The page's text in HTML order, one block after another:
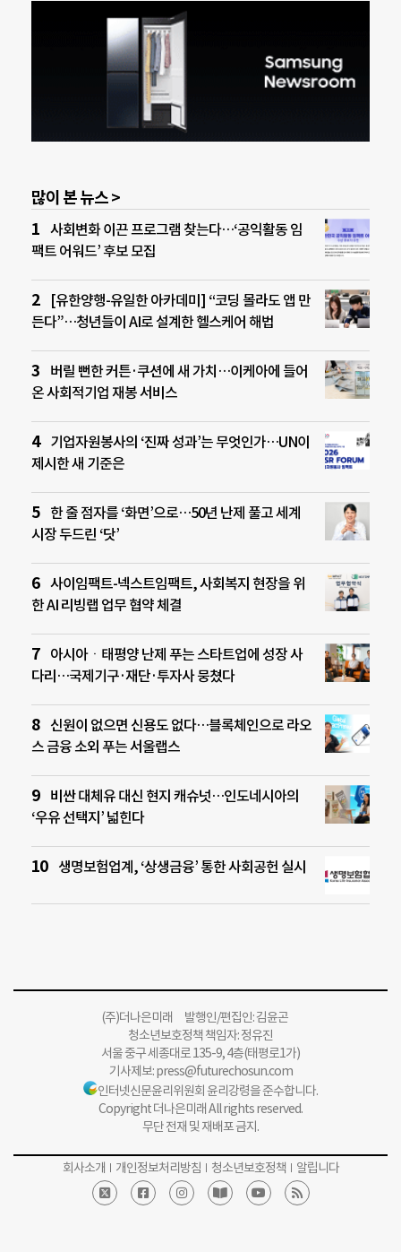
많이 본 뉴스 >
사회변화 이끈 프로그램 찾는다…‘공익활동 임
팩트 어워드’ 후보 모집
[유한양행-유일한 아카데미] “코딩 몰라도 앱 만
든다”…청년들이 AI로 설계한 헬스케어 해법
버릴 뻔한 커튼·쿠션에 새 가치…이케아에 들어
온 사회적기업 재봉 서비스
기업자원봉사의 ‘진짜 성과’는 무엇인가…UN이
제시한 새 기준은
한 줄 점자를 ‘화면’으로…50년 난제 풀고 세계
시장 두드린 ‘닷’
사이임팩트-넥스트임팩트, 사회복지 현장을 위
한 AI 리빙랩 업무 협약 체결
아시아ㆍ태평양 난제 푸는 스타트업에 성장 사
다리…국제기구·재단·투자사 뭉쳤다
신원이 없으면 신용도 없다…블록체인으로 라오
스 금융 소외 푸는 서울랩스
비싼 대체유 대신 현지 캐슈넛…인도네시아의
‘우유 선택지’ 넓힌다
생명보험업계, ‘상생금융’ 통한 사회공헌 실시
(주)더나은미래 발행인/편집인: 김윤곤
청소년보호정책 책임자: 정유진
서울 중구 세종대로 135-9, 4층(태평로1가)
기사제보:press@futurechosun.com
인터넷신문윤리위원회 윤리강령을 준수합니다.
Copyright 더나은미래 All rights reserved.
무단 전재 및 재배포 금지.
회사소개 개인정보처리방침 청소년보호정책 알립니다